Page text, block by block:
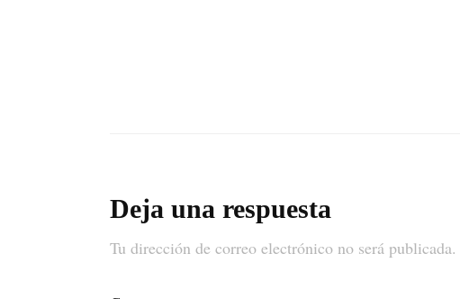
Deja una respuesta
Tu dirección de correo electrónico no será publicada.